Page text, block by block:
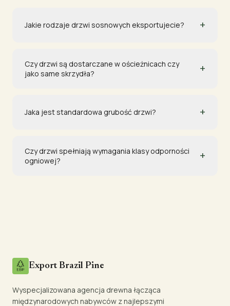
Jakie rodzaje drzwi sosnowych eksportujecie? +
Czy drzwi są dostarczane w ościeżnicach czy
jako same skrzydła?
+
Jaka jest standardowa grubość drzwi? +
Czy drzwi spełniają wymagania klasy odporności
ogniowej?
+
Export Brazil Pine
Wyspecjalizowana agencja drewna łącząca
międzynarodowych nabywców z najlepszymi